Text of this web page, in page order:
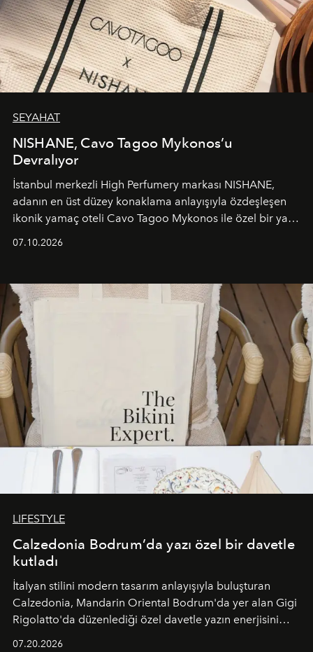
SEYAHAT
NISHANE, Cavo Tagoo Mykonos’u
Devralıyor
İstanbul merkezli High Perfumery markası NISHANE,
adanın en üst düzey konaklama anlayışıyla özdeşleşen
ikonik yamaç oteli Cavo Tagoo Mykonos ile özel bir yaz
buluşturarak markanın Cavo Tagoo’daki varlığını
sürükleyici ve mevsime özel bir deneyime dönüştürüyor.
07.10.2026
LIFESTYLE
Calzedonia Bodrum’da yazı özel bir davetle
kutladı
İtalyan stilini modern tasarım anlayışıyla buluşturan
Calzedonia, Mandarin Oriental Bodrum'da yer alan Gigi
Rigolatto'da düzenlediği özel davetle yazın enerjisini
07.20.2026